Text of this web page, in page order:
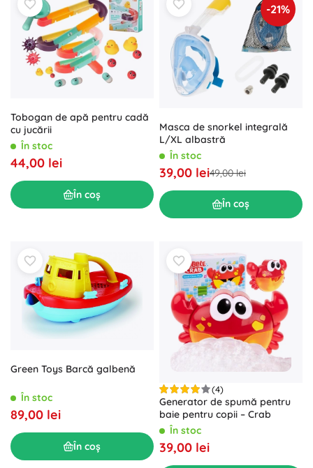
Tobogan de apă pentru cadă
cu jucării
În stoc
44,00 lei
În coș
-21%
Masca de snorkel integrală
L/XL albastră
În stoc
39,00 lei49,00 lei
În coș
Green Toys Barcă galbenă
În stoc
89,00 lei
În coș
(4)
Generator de spumă pentru
baie pentru copii – Crab
În stoc
39,00 lei